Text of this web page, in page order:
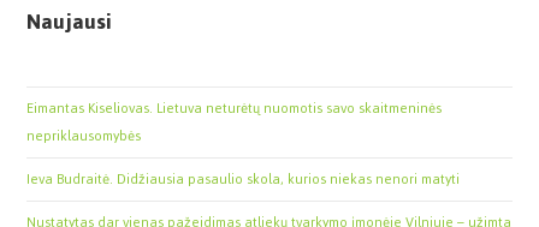
Naujausi
Eimantas Kiseliovas. Lietuva neturėtų nuomotis savo skaitmeninės
nepriklausomybės
Ieva Budraitė. Didžiausia pasaulio skola, kurios niekas nenori matyti